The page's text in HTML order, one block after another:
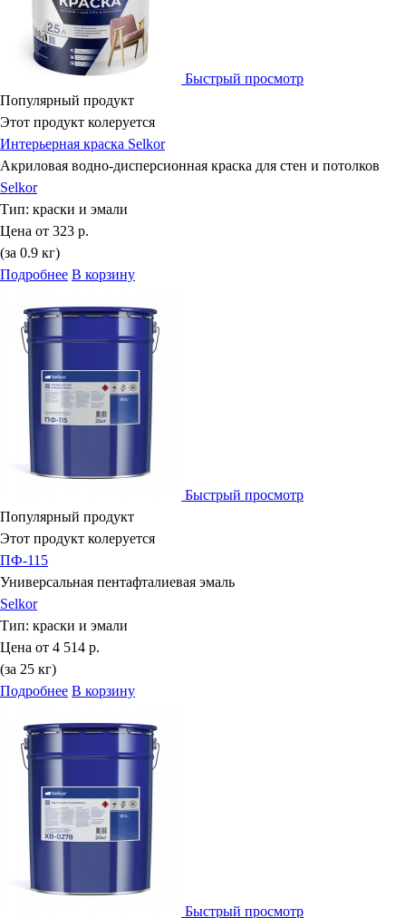
Быстрый просмотр
Популярный продукт
Этот продукт колеруется
Интерьерная краска Selkor
Акриловая водно-дисперсионная краска для стен и потолков
Selkor
Тип: краски и эмали
Цена от 323 р.
(за 0.9 кг)
Подробнее В корзину
Быстрый просмотр
Популярный продукт
Этот продукт колеруется
ПФ-115
Универсальная пентафталиевая эмаль
Selkor
Тип: краски и эмали
Цена от 4 514 р.
(за 25 кг)
Подробнее В корзину
Быстрый просмотр